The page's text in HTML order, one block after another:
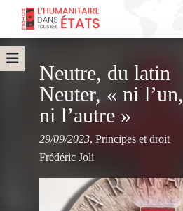
Neutre, du latin
Neuter, « ni l’un,
ni l’autre »
29/09/2023, Principes et droit
Frédéric Joli